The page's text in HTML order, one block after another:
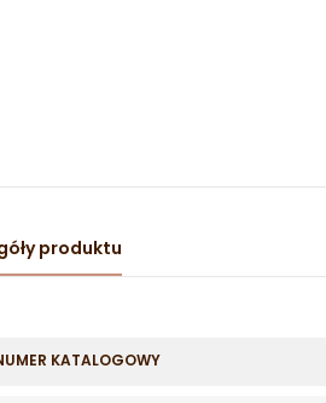
produktu
KATALOGOWY